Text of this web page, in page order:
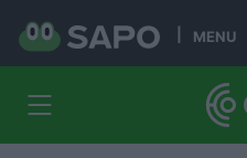
MENU